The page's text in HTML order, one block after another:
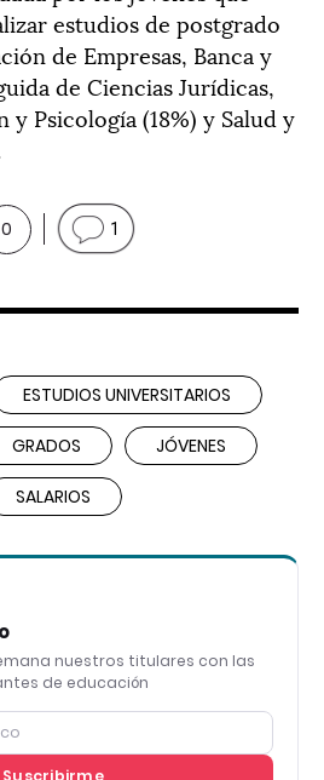
estudios de postgrado
de Empresas, Banca y
de Ciencias Jurídicas,
y Psicología (18%) y Salud y
0 1
ESTUDIOS UNIVERSITARIOS
GRADOS JÓVENES
SALARIOS
nuestros titulares con las
de educación
Suscribirme